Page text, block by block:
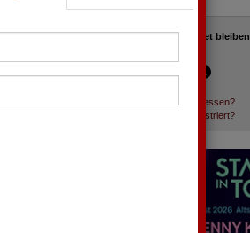
angemeldet bleiben
Passwort vergessen?
Noch nicht registriert?